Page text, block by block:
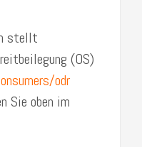
stellt
(OS)
odr
Sie oben im